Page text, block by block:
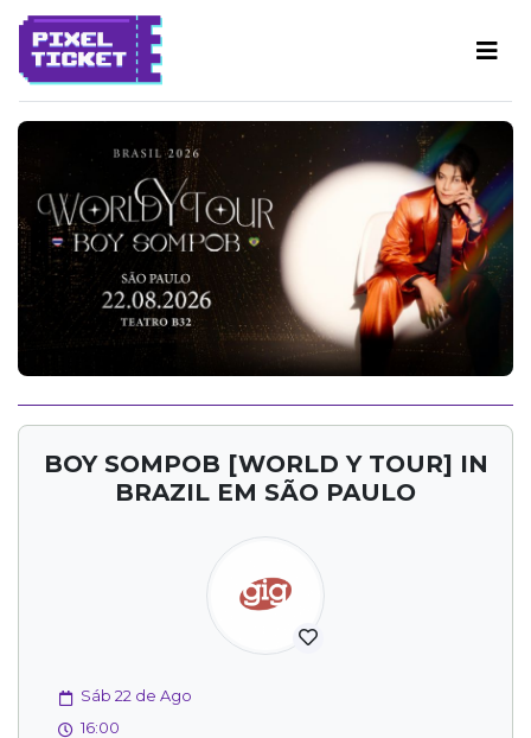
BOY SOMPOB [WORLD Y TOUR] IN
BRAZIL EM SÃO PAULO
Sáb 22 de Ago
16:00